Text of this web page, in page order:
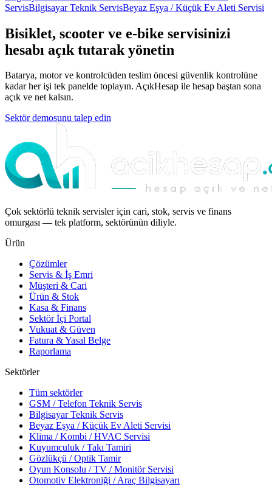
ServisBilgisayar Teknik ServisBeyaz Eşya / Küçük Ev Aleti Servisi
Bisiklet, scooter ve e-bike servisinizi
hesabı açık tutarak yönetin
Batarya, motor ve kontrolcüden teslim öncesi güvenlik kontrolüne
kadar her işi tek panelde toplayın. AçıkHesap ile hesap baştan sona
açık ve net kalsın.
Sektör demosunu talep edin
Çok sektörlü teknik servisler için cari, stok, servis ve finans
omurgası — tek platform, sektörünün diliyle.
Ürün
Çözümler
Servis & İş Emri
Müşteri & Cari
Ürün & Stok
Kasa & Finans
Sektör İçi Portal
Vukuat & Güven
Fatura & Yasal Belge
Raporlama
Sektörler
Tüm sektörler
GSM / Telefon Teknik Servis
Bilgisayar Teknik Servis
Beyaz Eşya / Küçük Ev Aleti Servisi
Klima / Kombi / HVAC Servisi
Kuyumculuk / Takı Tamiri
Gözlükçü / Optik Tamir
Oyun Konsolu / TV / Monitör Servisi
Otomotiv Elektroniği / Araç Bilgisayarı